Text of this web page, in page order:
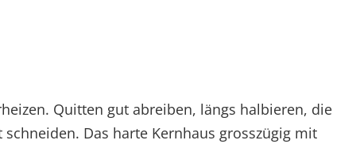
Quitten gut abreiben, längs halbieren, die
Das harte Kernhaus grosszügig mit